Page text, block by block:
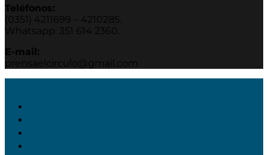
Teléfonos:
(0351) 4211699 – 4210285.
Whatsapp: 351 614 2360.
E-mail:
prensaelcirculo@gmail.com